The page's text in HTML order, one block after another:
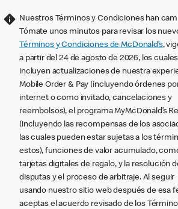
Nuestros Términos y Condiciones han
Tómate unos minutos para revisar los
Términos y Condiciones de McDonald’s,
a partir del 24 de agosto de 2026, los cuales
incluyen actualizaciones de nuestra
Mobile Order & Pay (incluyendo órdenes
internet o como invitado, cancelaciones y
reembolsos), el programa MyMcDonald’s
(incluyendo las recompensas de los
las cuales pueden estar sujetas a los
estos), funciones de valor acumulado,
tarjetas digitales de regalo, y la resolución
disputas y el proceso de arbitraje. Al seguir
usando nuestro sitio web después de esa
aceptas el acuerdo revisado de los